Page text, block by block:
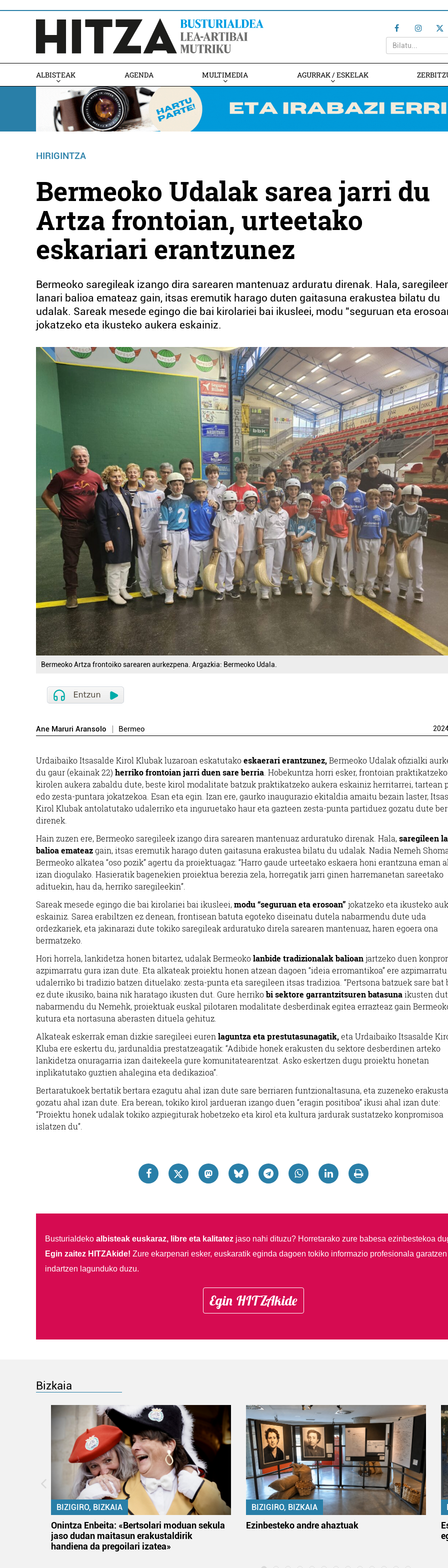
ALBISTEAK AGENDA MULTIMEDIA AGURRAK / ESKELAK
HIRIGINTZA
Bermeoko Udalak sarea jarri du
Artza frontoian, urteetako
eskariari erantzunez
Bermeoko saregileak izango dira sarearen mantenuaz arduratu direnak. Hala,
lanari balioa emateaz gain, itsas eremutik harago duten gaitasuna erakustea bilatu du
udalak. Sareak mesede egingo die bai kirolariei bai ikusleei, modu "seguruan eta
jokatzeko eta ikusteko aukera eskainiz.
Bermeoko Artza frontoiko sarearen aurkezpena. Argazkia: Bermeoko Udala.
Ane Maruri Aransolo Bermeo
Urdaibaiko Itsasalde Kirol Klubak luzaroan eskatutakoeskaerari erantzunez,Bermeoko Udalak ofizialki
du gaur (ekainak 22) herriko frontoian jarri duen sare berria . Hobekuntza horri esker, frontoian praktikatzeko
kirolen aukera zabaldu dute, beste kirol modalitate batzuk praktikatzeko aukera eskainiz herritarrei, tartean
edo zesta-puntara jokatzekoa. Esan eta egin. Izan ere, gaurko inaugurazio ekitaldia amaitu bezain laster,
Kirol Klubak antolatutako udalerriko eta inguruetako haur eta gazteen zesta-punta partiduez gozatu dute
direnek.
Hain zuzen ere, Bermeoko saregileek izango dira sarearen mantenuaz arduratuko direnak. Hala,saregileen
balioa emateazgain, itsas eremutik harago duten gaitasuna erakustea bilatu du udalak. Nadia Nemeh
Bermeoko alkatea “oso pozik” agertu da proiektuagaz: “Harro gaude urteetako eskaera honi erantzuna eman
izan diogulako. Hasieratik bagenekien proiektua berezia zela, horregatik jarri ginen harremanetan sareetako
adituekin, hau da, herriko saregileekin”.
Sareak mesede egingo die bai kirolariei bai ikusleei,modu “seguruan eta erosoan” jokatzeko eta ikusteko
eskainiz. Sarea erabiltzen ez denean, frontisean batuta egoteko diseinatu dutela nabarmendu dute uda
ordezkariek, eta jakinarazi dute tokiko saregileak arduratuko direla sarearen mantenuaz, haren egoera ona
bermatzeko.
Hori horrela, lankidetza honen bitartez, udalak Bermeokolanbide tradizionalak balioan jartzeko duen
azpimarratu gura izan dute. Eta alkateak proiektu honen atzean dagoen “ideia erromantikoa” ere
udalerriko bi tradizio batzen dituelako: zesta-punta eta saregileen itsas tradizioa. “Pertsona batzuek sare bat
ez dute ikusiko, baina nik haratago ikusten dut. Gure herrikobi sektore garrantzitsuren batasunaikusten
nabarmendu du Nemehk, proiektuak euskal pilotaren modalitate desberdinak egitea errazteaz gain
kutura eta nortasuna aberasten dituela gehituz.
Alkateak eskerrak eman dizkie saregileei euren laguntza eta prestutasunagatik,eta Urdaibaiko Itsasalde
Kluba ere eskertu du, jardunaldia prestatzeagatik: “Adibide honek erakusten du sektore desberdinen arteko
lankidetza onuragarria izan daitekeela gure komunitatearentzat. Asko eskertzen dugu proiektu honetan
inplikatutako guztien ahalegina eta dedikazioa”.
Bertaratukoek bertatik bertara ezagutu ahal izan dute sare berriaren funtzionaltasuna, eta zuzeneko
gozatu ahal izan dute. Era berean, tokiko kirol jardueran izango duen “eragin positiboa” ikusi ahal izan dute:
“Proiektu honek udalak tokiko azpiegiturak hobetzeko eta kirol eta kultura jardurak sustatzeko konpromisoa
islatzen du”.
Busturialdeko albisteak euskaraz, libre eta kalitatezjaso nahi dituzu? Horretarako zure babesa ezinbestekoa
Egin zaitez HITZAkide! Zure ekarpenari esker, euskaratik eginda dagoen tokiko informazio profesionala garatzen
indartzen lagunduko duzu.
Egin HITZAkide
Bizkaia
BIZIGIRO, BIZKAIA
Onintza Enbeita: «Bertsolari moduan sekula
jaso dudan maitasun erakustaldirik
handiena da pregoilari izatea»
BIZIGIRO, BIZKAIA
Ezinbesteko andre ahaztuak